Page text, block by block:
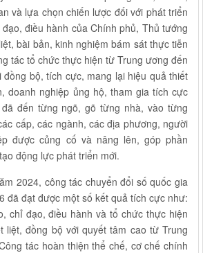
và lựa chọn chiến lược đối với phát triển
điều hành của Chính phủ, Thủ tướng
bài bản, kinh nghiệm bám sát thực tiễn
tác tổ chức thực hiện từ Trung ương đến
bộ, tích cực, mang lại hiệu quả thiết
doanh nghiệp ủng hộ, tham gia tích cực
đến từng ngõ, gõ từng nhà, vào từng
cấp, các ngành, các địa phương, người
được củng cố và nâng lên, góp phần
động lực phát triển mới.
2024, công tác chuyển đổi số quốc gia
đã đạt được một số kết quả tích cực như:
chỉ đạo, điều hành và tổ chức thực hiện
liệt, đồng bộ với quyết tâm cao từ Trung
tác hoàn thiện thể chế, cơ chế chính